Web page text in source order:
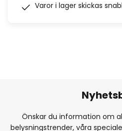
Varor i lager skickas
Önskar du information om
belysningstrender, våra